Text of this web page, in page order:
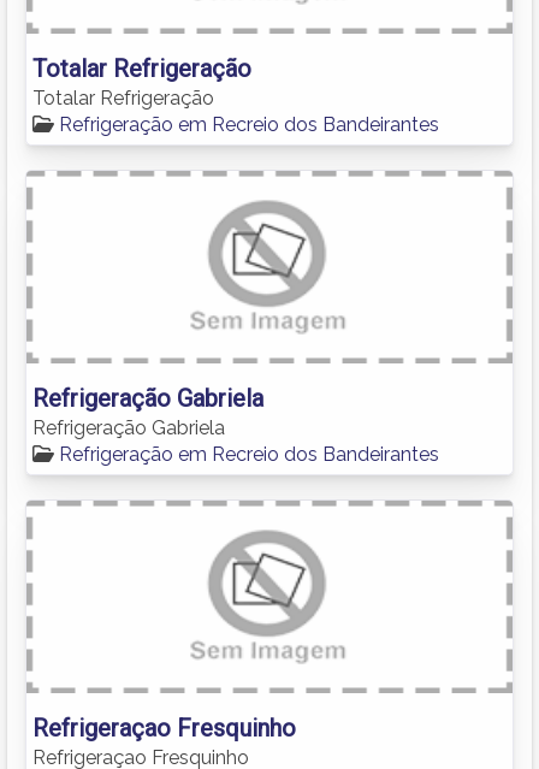
Totalar Refrigeração
Totalar Refrigeração
Refrigeração em Recreio dos Bandeirantes
Refrigeração Gabriela
Refrigeração Gabriela
Refrigeração em Recreio dos Bandeirantes
Refrigeraçao Fresquinho
Refrigeraçao Fresquinho